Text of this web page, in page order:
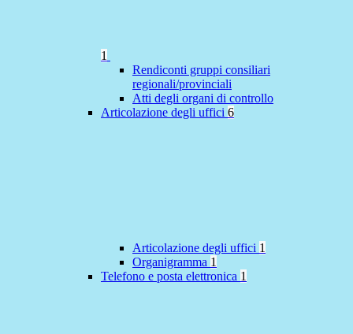
1
Rendiconti gruppi consiliari
regionali/provinciali
Atti degli organi di controllo
Articolazione degli uffici 6
Articolazione degli uffici 1
Organigramma 1
Telefono e posta elettronica 1